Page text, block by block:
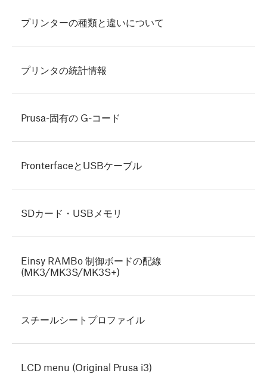
プリンターの種類と違いについて
プリンタの統計情報
Prusa-固有の G-コード
PronterfaceとUSBケーブル
SDカード・USBメモリ
Einsy RAMBo 制御ボードの配線
(MK3/MK3S/MK3S+)
スチールシートプロファイル
LCD menu (Original Prusa i3)